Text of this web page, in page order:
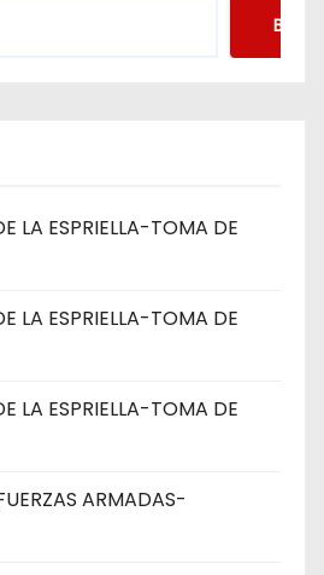
LA ESPRIELLA-TOMA DE
LA ESPRIELLA-TOMA DE
LA ESPRIELLA-TOMA DE
ARMADAS-